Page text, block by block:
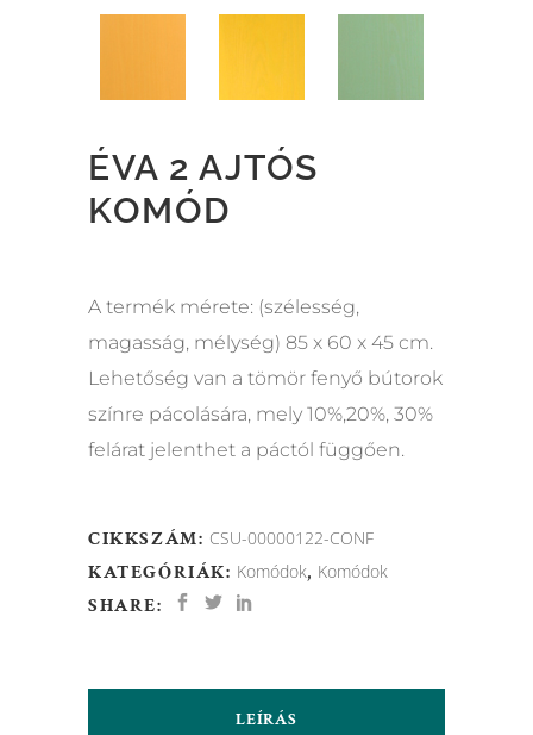
ÉVA 2 AJTÓS
KOMÓD
A termék mérete: (szélesség,
magasság, mélység) 85 x 60 x 45 cm.
Lehetőség van a tömör fenyő bútorok
színre pácolására, mely 10%,20%, 30%
felárat jelenthet a páctól függően.
CIKKSZÁM: CSU-00000122-CONF
KATEGÓRIÁK: Komódok, Komódok
SHARE:
LEÍRÁS